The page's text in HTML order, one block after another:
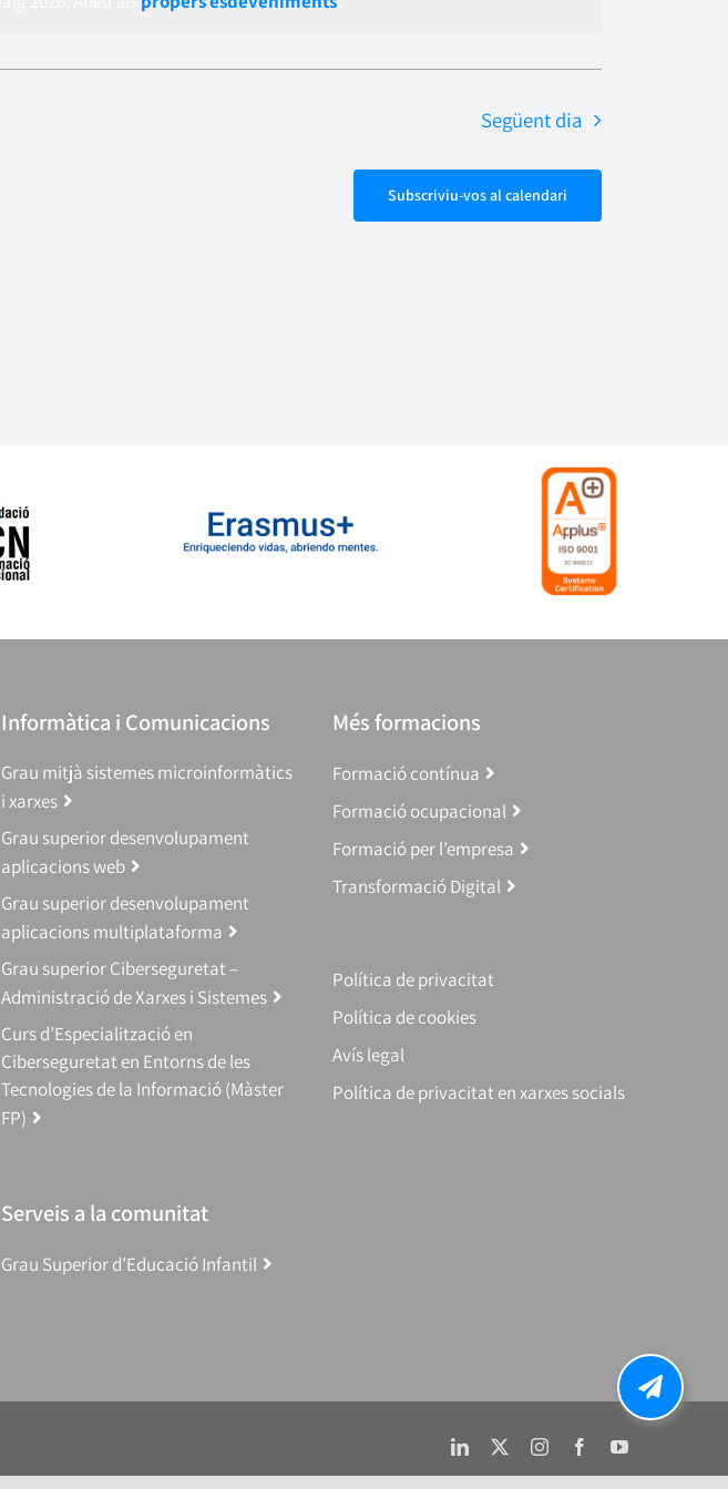
Següent dia
Subscriviu-vos al calendari
Informàtica i Comunicacions
Grau mitjà sistemes microinformàtics
i xarxes
Grau superior desenvolupament
aplicacions web
Grau superior desenvolupament
aplicacions multiplataforma
Grau superior Ciberseguretat –
Administració de Xarxes i Sistemes
Curs d’Especialització en
Ciberseguretat en Entorns de les
Tecnologies de la Informació (Màster
FP)
Serveis a la comunitat
Grau Superior d’Educació Infantil
Més formacions
Formació contínua
Formació ocupacional
Formació per l’empresa
Transformació Digital
Política de privacitat
Política de cookies
Avís legal
Política de privacitat en xarxes socials
LinkedIn InstagramFacebookYouTube